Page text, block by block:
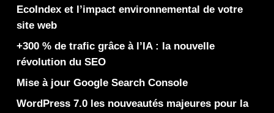
EcoIndex et l’impact environnemental de votre
site web
+300 % de trafic grâce à l’IA : la nouvelle
révolution du SEO
Mise à jour Google Search Console
WordPress 7.0 les nouveautés majeures pour la